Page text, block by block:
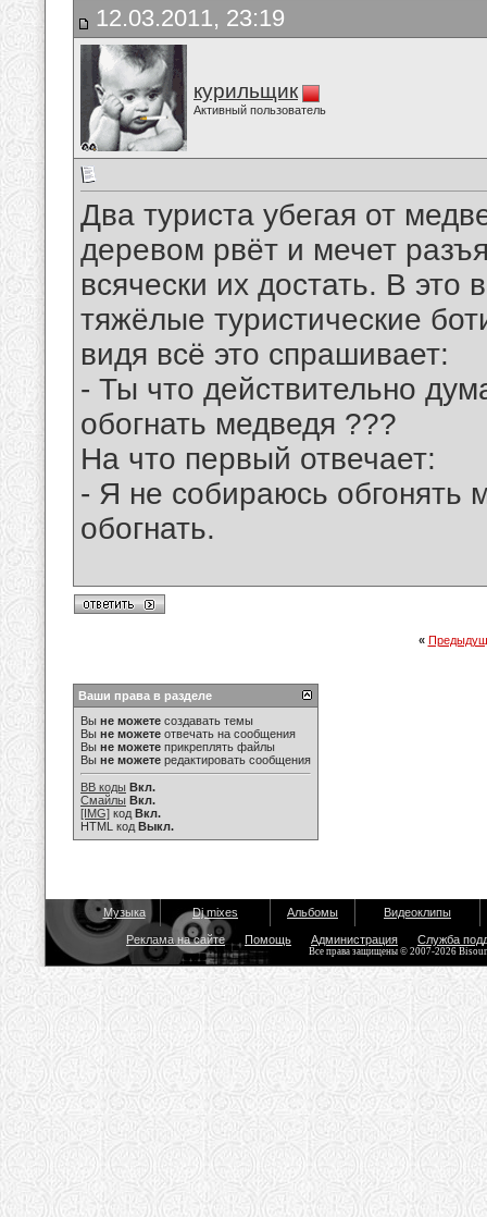
12.03.2011, 23:19
курильщик
Активный пользователь
Два туриста убегая от
деревом рвёт и мечет
всячески их достать. В это
тяжёлые туристические
видя всё это спрашивает:
- Ты что действительно
обогнать медведя ???
На что первый отвечает:
- Я не собираюсь обгонять
обогнать.
«
Ваши права в разделе
Вы не можете создавать темы
Вы не можете отвечать на сообщения
Вы не можете прикреплять файлы
Вы не можете редактировать сообщения
BB коды Вкл.
Смайлы Вкл.
[IMG] код Вкл.
HTML код Выкл.
Музыка Dj mixes Альбомы Видеоклипы
Реклама на сайте Помощь Администрация Служба
Все права защищены © 2007-2026